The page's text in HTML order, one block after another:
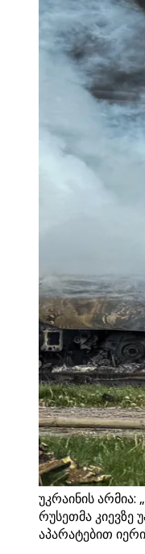
უკრაინის არმია:
რუსეთმა
აპარატებით